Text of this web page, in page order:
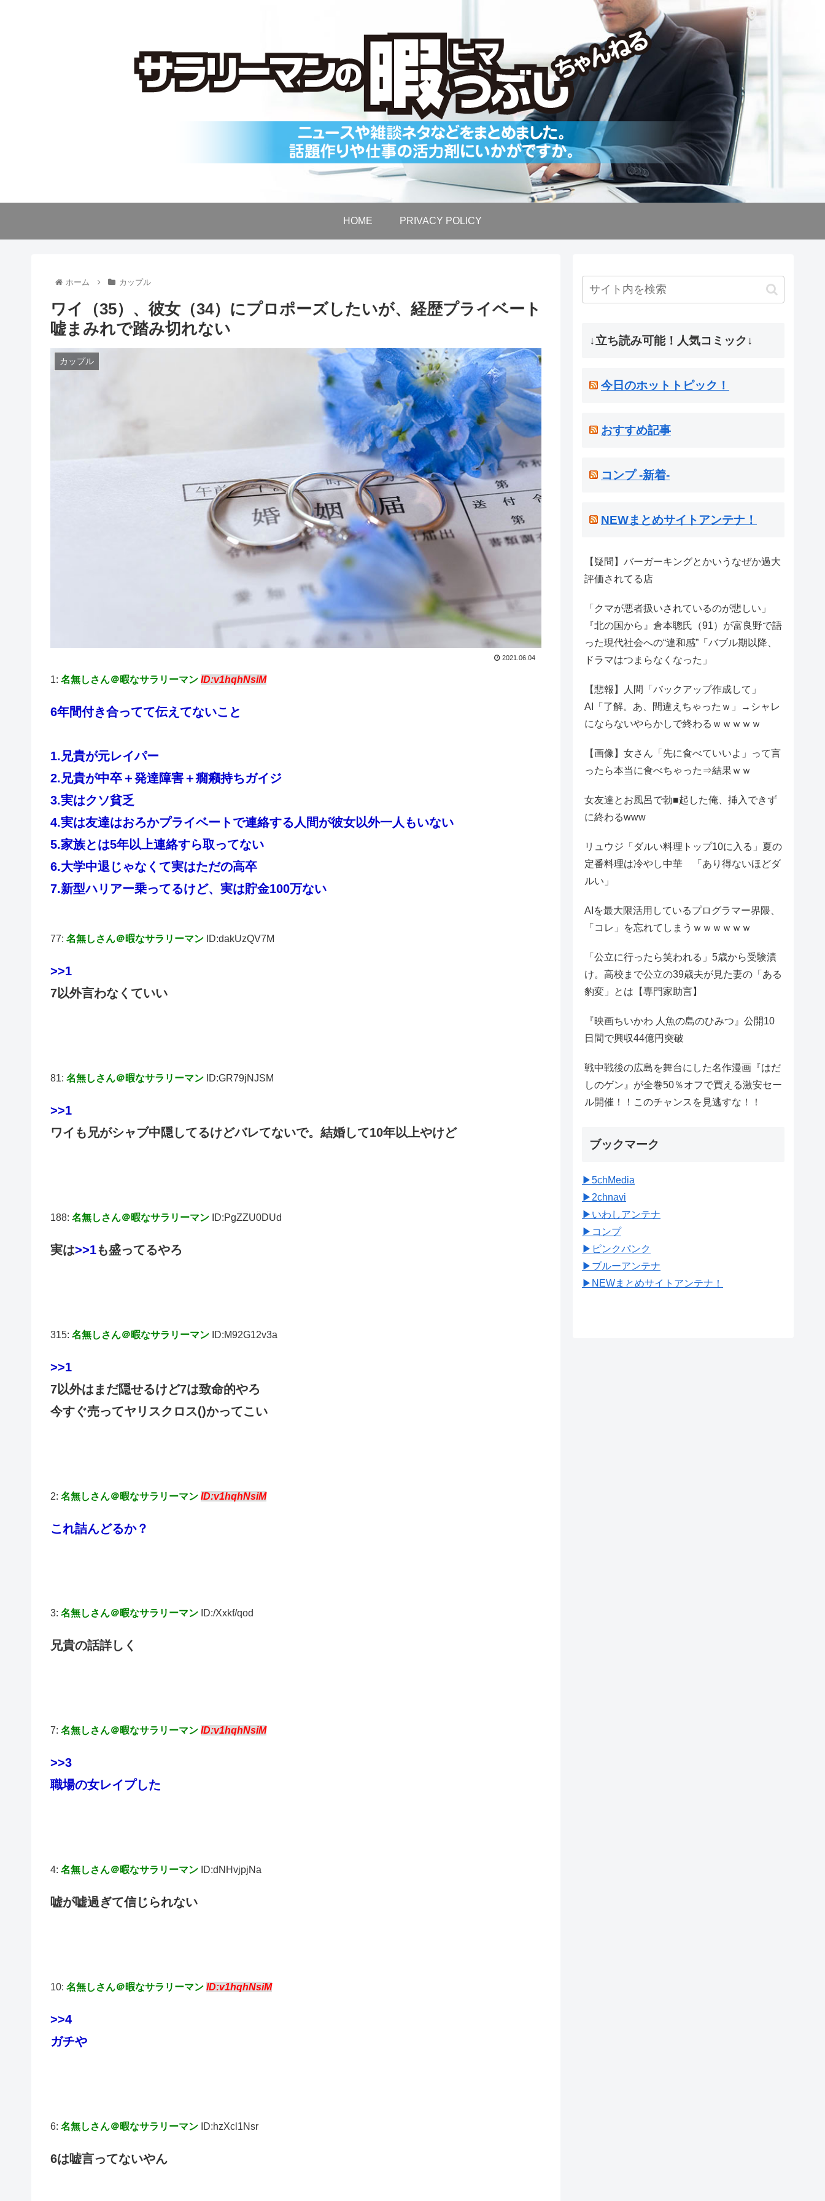
HOME PRIVACY POLICY
ホーム カップル
ワイ（35）、彼女（34）にプロポーズしたいが、経歴プライベート
嘘まみれで踏み切れない
カップル
2021.06.04
1: 名無しさん＠暇なサラリーマン ID:v1hqhNsiM
6年間付き合ってて伝えてないこと
1.兄貴が元レイパー
2.兄貴が中卒＋発達障害＋癇癪持ちガイジ
3.実はクソ貧乏
4.実は友達はおろかプライベートで連絡する人間が彼女以外一人もいない
5.家族とは5年以上連絡すら取ってない
6.大学中退じゃなくて実はただの高卒
7.新型ハリアー乗ってるけど、実は貯金100万ない
77: 名無しさん＠暇なサラリーマン ID:dakUzQV7M
>>1
7以外言わなくていい
81: 名無しさん＠暇なサラリーマン ID:GR79jNJSM
>>1
ワイも兄がシャブ中隠してるけどバレてないで。結婚して10年以上やけど
188: 名無しさん＠暇なサラリーマン ID:PgZZU0DUd
実は>>1も盛ってるやろ
315: 名無しさん＠暇なサラリーマン ID:M92G12v3a
>>1
7以外はまだ隠せるけど7は致命的やろ
今すぐ売ってヤリスクロス()かってこい
2: 名無しさん＠暇なサラリーマン ID:v1hqhNsiM
これ詰んどるか？
3: 名無しさん＠暇なサラリーマン ID:/Xxkf/qod
兄貴の話詳しく
7: 名無しさん＠暇なサラリーマン ID:v1hqhNsiM
>>3
職場の女レイプした
4: 名無しさん＠暇なサラリーマン ID:dNHvjpjNa
嘘が嘘過ぎて信じられない
10: 名無しさん＠暇なサラリーマン ID:v1hqhNsiM
>>4
ガチや
6: 名無しさん＠暇なサラリーマン ID:hzXcl1Nsr
6は嘘言ってないやん
↓立ち読み可能！人気コミック↓
今日のホットトピック！
おすすめ記事
コンプ -新着-
NEWまとめサイトアンテナ！
【疑問】バーガーキングとかいうなぜか過大
評価されてる店
「クマが悪者扱いされているのが悲しい」
『北の国から』倉本聰氏（91）が富良野で語
った現代社会への“違和感”「バブル期以降、
ドラマはつまらなくなった」
【悲報】人間「バックアップ作成して」
AI「了解。あ、間違えちゃったｗ」→シャレ
にならないやらかしで終わるｗｗｗｗｗ
【画像】女さん「先に食べていいよ」って言
ったら本当に食べちゃった⇒結果ｗｗ
女友達とお風呂で勃■起した俺、挿入できず
に終わるwww
リュウジ「ダルい料理トップ10に入る」夏の
定番料理は冷やし中華 「あり得ないほどダ
ルい」
AIを最大限活用しているプログラマー界隈、
「コレ」を忘れてしまうｗｗｗｗｗｗ
「公立に行ったら笑われる」5歳から受験漬
け。高校まで公立の39歳夫が見た妻の「ある
豹変」とは【専門家助言】
『映画ちいかわ 人魚の島のひみつ』公開10
日間で興収44億円突破
戦中戦後の広島を舞台にした名作漫画『はだ
しのゲン』が全巻50％オフで買える激安セー
ル開催！！このチャンスを見逃すな！！
ブックマーク
▶︎5chMedia
▶︎2chnavi
▶︎いわしアンテナ
▶︎コンプ
▶︎ピンクパンク
▶︎ブルーアンテナ
▶︎NEWまとめサイトアンテナ！